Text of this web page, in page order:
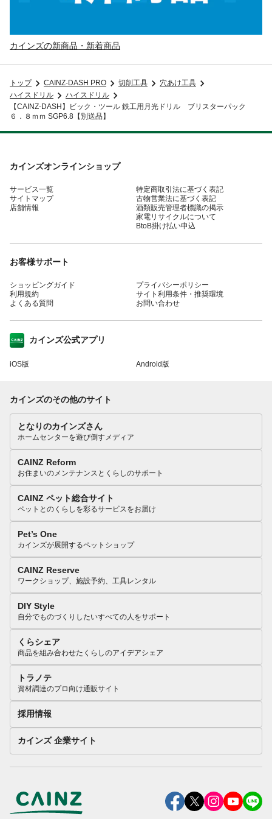
カインズの新商品・新着商品
トップ CAINZ-DASH PRO 切削工具
穴あけ工具
ハイスドリル
ハイスドリル
【CAINZ-DASH】ビック・ツール 鉄工用月光ドリル ブリスターパック
６．８ｍｍ SGP6.8【別送品】
カインズオンラインショップ
サービス一覧
サイトマップ
店舗情報
特定商取引法に基づく表記
古物営業法に基づく表記
酒類販売管理者標識の掲示
家電リサイクルについて
BtoB掛け払い申込
お客様サポート
ショッピングガイド
利用規約
よくある質問
プライバシーポリシー
サイト利用条件・推奨環境
お問い合わせ
カインズ公式アプリ
iOS版 Android版
カインズのその他のサイト
となりのカインズさん
ホームセンターを遊び倒すメディア
CAINZ Reform
お住まいのメンテナンスとくらしのサポート
CAINZ ペット総合サイト
ペットとのくらしを彩るサービスをお届け
Pet’s One
カインズが展開するペットショップ
CAINZ Reserve
ワークショップ、施設予約、工具レンタル
DIY Style
自分でものづくりしたいすべての人をサポート
くらシェア
商品を組み合わせたくらしのアイデアシェア
トラノテ
資材調達のプロ向け通販サイト
採用情報
カインズ 企業サイト